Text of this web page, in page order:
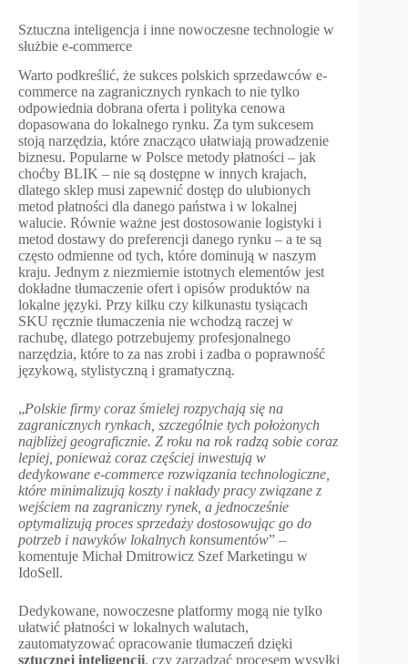
Sztuczna inteligencja i inne nowoczesne technologie w
służbie e-commerce
Warto podkreślić, że sukces polskich sprzedawców e-
commerce na zagranicznych rynkach to nie tylko
odpowiednia dobrana oferta i polityka cenowa
dopasowana do lokalnego rynku. Za tym sukcesem
stoją narzędzia, które znacząco ułatwiają prowadzenie
biznesu. Popularne w Polsce metody płatności – jak
choćby BLIK – nie są dostępne w innych krajach,
dlatego sklep musi zapewnić dostęp do ulubionych
metod płatności dla danego państwa i w lokalnej
walucie. Równie ważne jest dostosowanie logistyki i
metod dostawy do preferencji danego rynku – a te są
często odmienne od tych, które dominują w naszym
kraju. Jednym z niezmiernie istotnych elementów jest
dokładne tłumaczenie ofert i opisów produktów na
lokalne języki. Przy kilku czy kilkunastu tysiącach
SKU ręcznie tłumaczenia nie wchodzą raczej w
rachubę, dlatego potrzebujemy profesjonalnego
narzędzia, które to za nas zrobi i zadba o poprawność
językową, stylistyczną i gramatyczną.
„Polskie firmy coraz śmielej rozpychają się na
zagranicznych rynkach, szczególnie tych położonych
najbliżej geograficznie. Z roku na rok radzą sobie coraz
lepiej, ponieważ coraz częściej inwestują w
dedykowane e-commerce rozwiązania technologiczne,
które minimalizują koszty i nakłady pracy związane z
wejściem na zagraniczny rynek, a jednocześnie
optymalizują proces sprzedaży dostosowując go do
potrzeb i nawyków lokalnych konsumentów” –
komentuje Michał Dmitrowicz Szef Marketingu w
IdoSell.
Dedykowane, nowoczesne platformy mogą nie tylko
ułatwić płatności w lokalnych walutach,
zautomatyzować opracowanie tłumaczeń dzięki
sztucznej inteligencji, czy zarządzać procesem wysyłki